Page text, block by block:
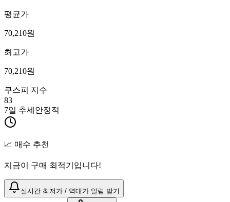
평균가
70,210원
최고가
70,210원
쿠스피 지수
83
7일 추세 안정적
📈 매수 추천
지금이 구매 최적기입니다!
실시간 최저가 / 역대가 알림 받기